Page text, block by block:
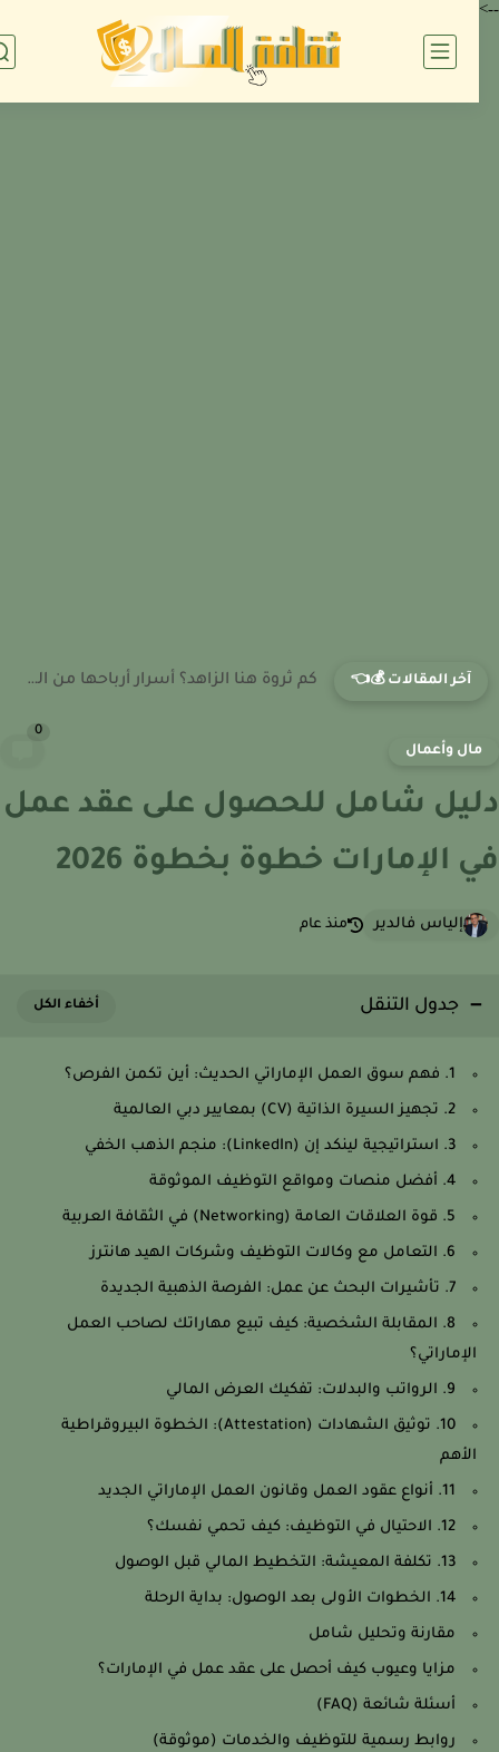
آخر المقالات 💰👈 كم راتب مضيفة الطيران في تركيا؟ قراءة شاملة في مسار...
وأعمال
شامل للحصول على عقد عمل
الإمارات خطوة بخطوة 2026
إلياس فالدير منذ عام
جدول التنقل
1. فهم سوق العمل الإماراتي الحديث: أين تكمن الفرص؟
2. تجهيز السيرة الذاتية (CV) بمعايير دبي العالمية
3. استراتيجية لينكد إن (LinkedIn): منجم الذهب الخفي
4. أفضل منصات ومواقع التوظيف الموثوقة
5. قوة العلاقات العامة (Networking) في الثقافة العربية
6. التعامل مع وكالات التوظيف وشركات الهيد هانترز
7. تأشيرات البحث عن عمل: الفرصة الذهبية الجديدة
8. المقابلة الشخصية: كيف تبيع مهاراتك لصاحب العمل
الإماراتي؟
9. الرواتب والبدلات: تفكيك العرض المالي
10. توثيق الشهادات (Attestation): الخطوة البيروقراطية
الأهم
11. أنواع عقود العمل وقانون العمل الإماراتي الجديد
12. الاحتيال في التوظيف: كيف تحمي نفسك؟
13. تكلفة المعيشة: التخطيط المالي قبل الوصول
14. الخطوات الأولى بعد الوصول: بداية الرحلة
مقارنة وتحليل شامل
مزايا وعيوب كيف أحصل على عقد عمل في الإمارات؟
أسئلة شائعة (FAQ)
روابط رسمية للتوظيف والخدمات (موثوقة)